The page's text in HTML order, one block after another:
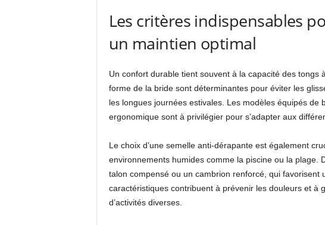
Les critères indispensables
un maintien optimal
Un confort durable tient souvent à la capacité des tongs
forme de la bride sont déterminantes pour éviter les
les longues journées estivales. Les modèles équipés de
ergonomique sont à privilégier pour s’adapter aux
Le choix d’une semelle anti-dérapante est également
environnements humides comme la piscine ou la plage.
talon compensé ou un cambrion renforcé, qui favorisent
caractéristiques contribuent à prévenir les douleurs et à
d’activités diverses.